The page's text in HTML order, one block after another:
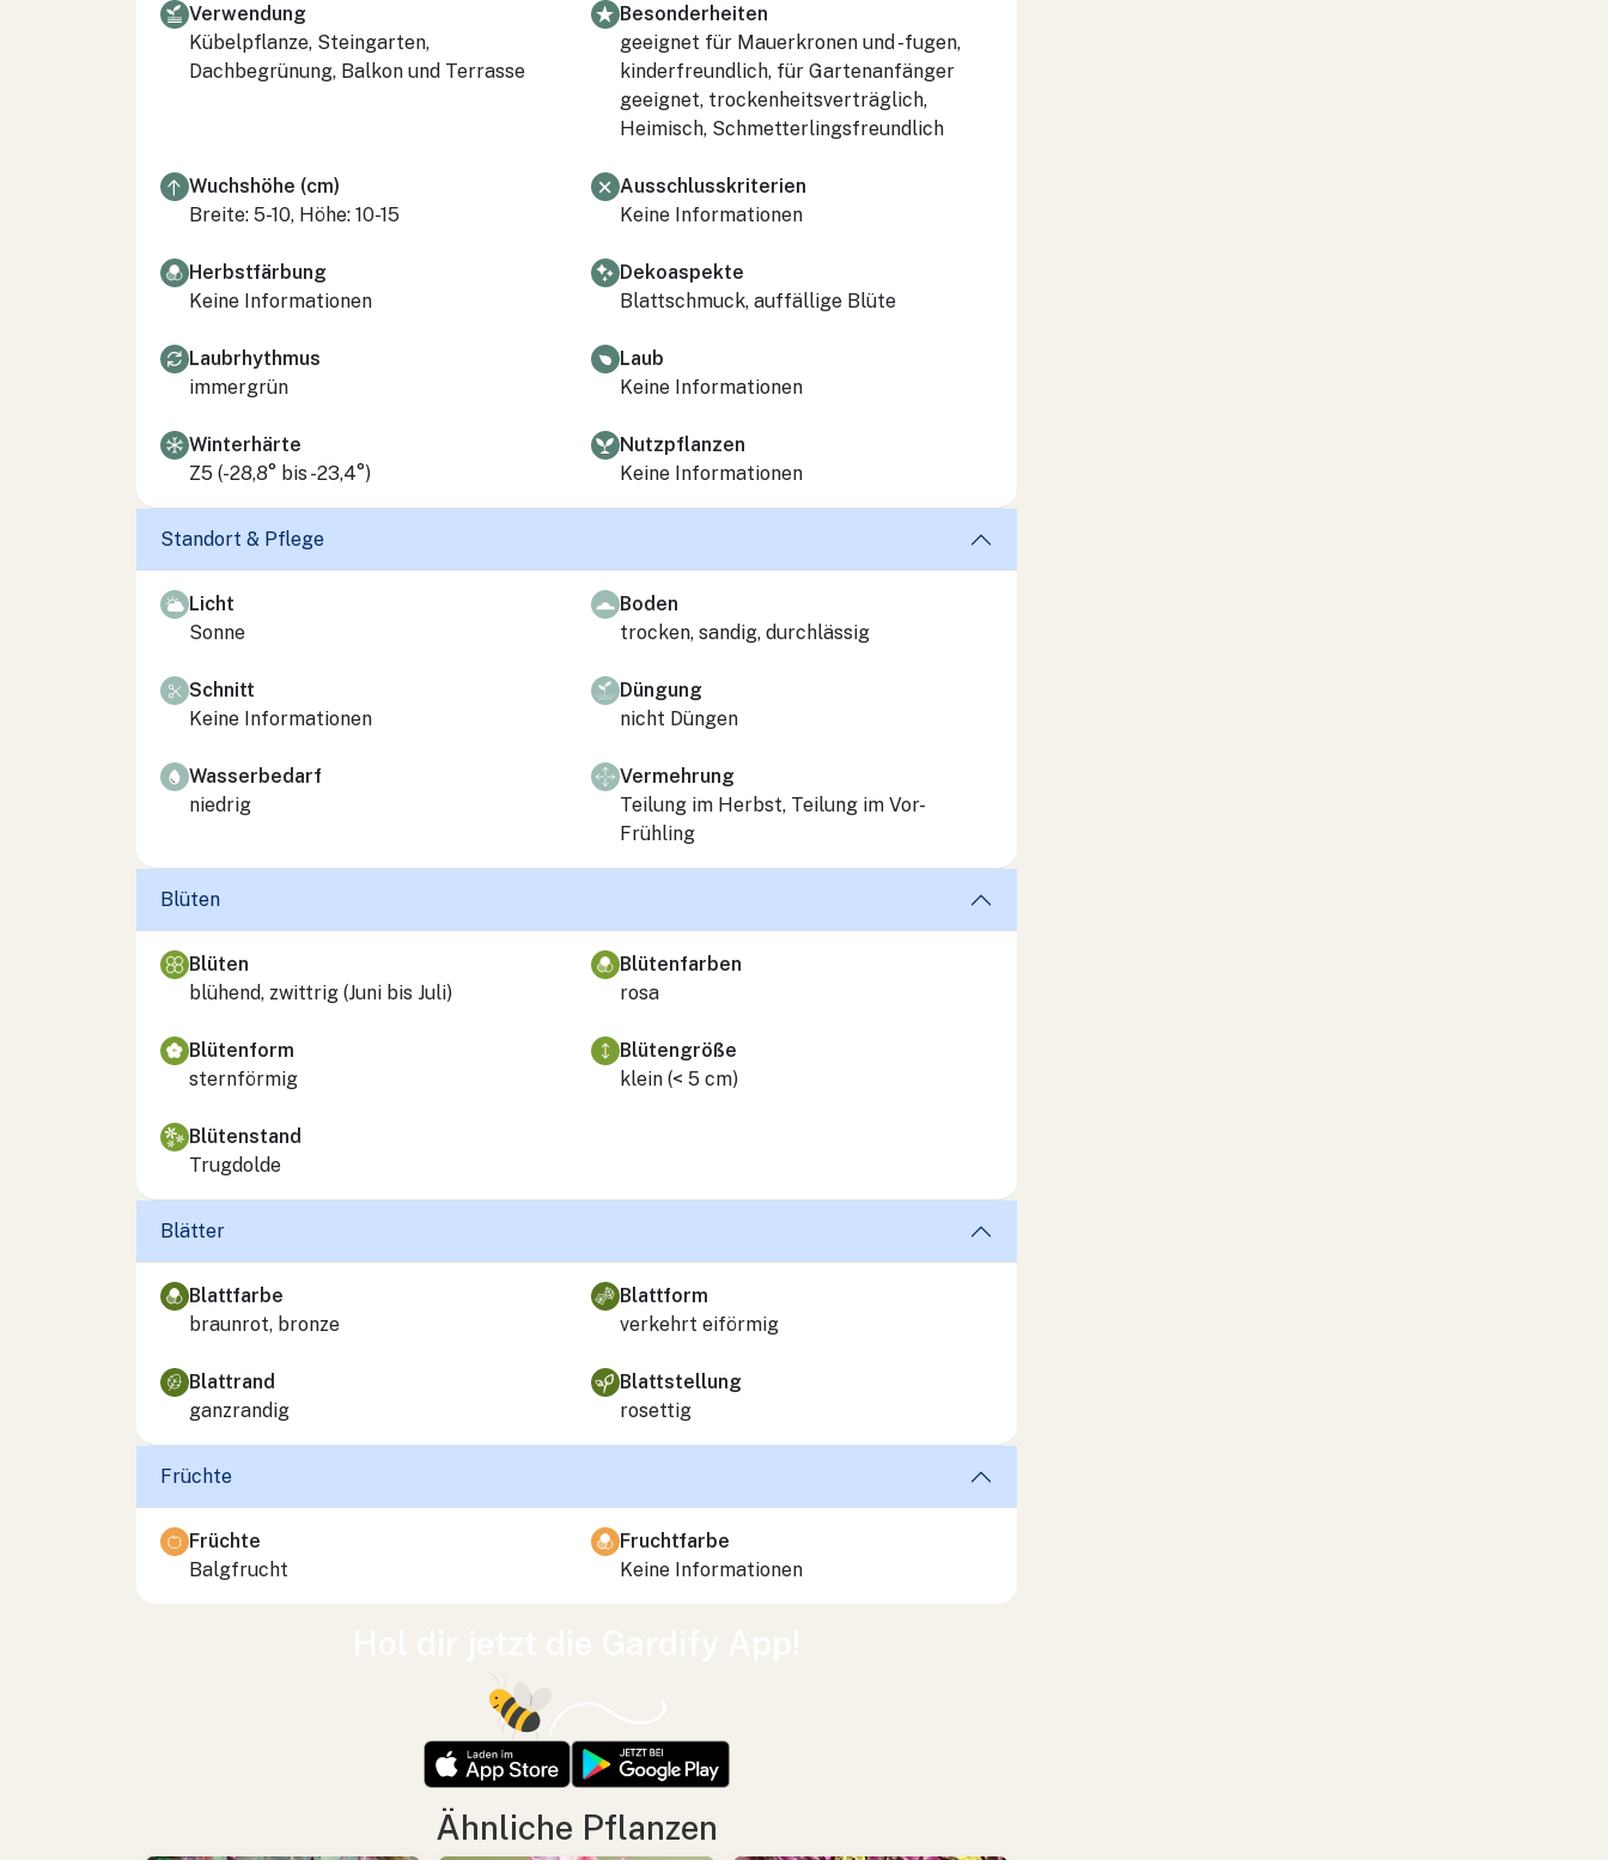
Verwendung
Kübelpflanze, Steingarten,
Dachbegrünung, Balkon und Terrasse
Besonderheiten
geeignet für Mauerkronen und -fugen,
kinderfreundlich, für Gartenanfänger
geeignet, trockenheitsverträglich,
Heimisch, Schmetterlingsfreundlich
Wuchshöhe (cm)
Breite: 5-10, Höhe: 10-15
Ausschlusskriterien
Keine Informationen
Herbstfärbung
Keine Informationen
Dekoaspekte
Blattschmuck, auffällige Blüte
Laubrhythmus
immergrün
Laub
Keine Informationen
Winterhärte
Z5 (-28,8° bis -23,4°)
Nutzpflanzen
Keine Informationen
Standort & Pflege
Licht
Sonne
Boden
trocken, sandig, durchlässig
Schnitt
Keine Informationen
Düngung
nicht Düngen
Wasserbedarf
niedrig
Vermehrung
Teilung im Herbst, Teilung im Vor-
Frühling
Blüten
Blüten
blühend, zwittrig (Juni bis Juli)
Blütenfarben
rosa
Blütenform
sternförmig
Blütengröße
klein (< 5 cm)
Blütenstand
Trugdolde
Blätter
Blattfarbe
braunrot, bronze
Blattform
verkehrt eiförmig
Blattrand
ganzrandig
Blattstellung
rosettig
Früchte
Früchte
Balgfrucht
Fruchtfarbe
Keine Informationen
Ähnliche Pflanzen